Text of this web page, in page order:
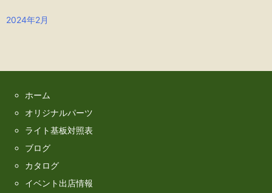
2024年2月
ホーム
オリジナルパーツ
ライト基板対照表
ブログ
カタログ
イベント出店情報